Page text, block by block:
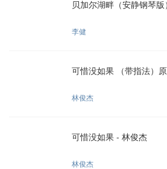
贝加尔湖畔（安静钢琴版）
李健
可惜没如果 （带指法）
林俊杰
可惜没如果 - 林俊杰
林俊杰